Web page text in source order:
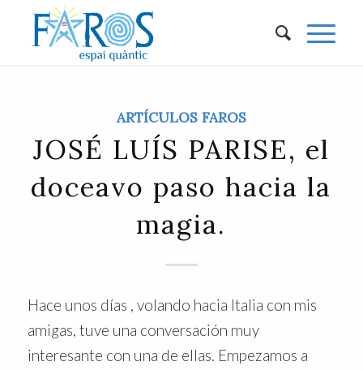
ARTÍCULOS FAROS
JOSÉ LUÍS PARISE, el
doceavo paso hacia la
magia.
Hace unos días , volando hacia Italia con mis
amigas, tuve una conversación muy
interesante con una de ellas. Empezamos a